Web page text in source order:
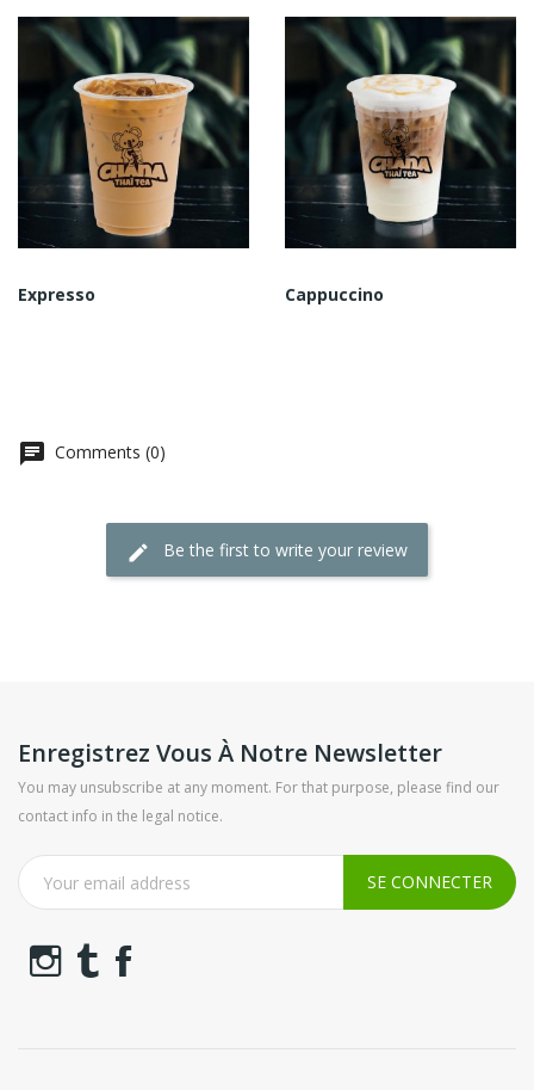
Expresso Cappuccino
Comments (0)
Be the first to write your review
Enregistrez Vous À Notre Newsletter
You may unsubscribe at any moment. For that purpose, please find our
contact info in the legal notice.